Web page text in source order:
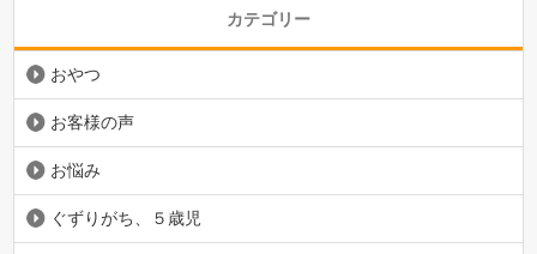
カテゴリー
おやつ
お客様の声
お悩み
ぐずりがち、５歳児